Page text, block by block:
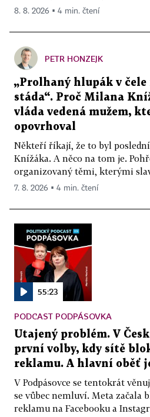
8. 8. 2026 ▪ 4 min. čtení
PETR HONZEJK
„Prolhaný hlupák v
stáda“. Proč Milana
vláda vedená mužem,
opovrhoval
Někteří říkají, že to byl
Knížáka. A něco na tom je.
organizovaný těmi, kterými
7. 8. 2026 ▪ 4 min. čtení
55:23
PODCAST PODPÁSOVKA
Utajený problém. V
první volby, kdy sítě
reklamu. A hlavní oběť
V Podpásovce se tentokrát
se vůbec nemluví. Meta začala
reklamu na Facebooku a